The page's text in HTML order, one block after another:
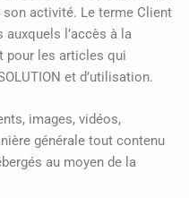
activité. Le terme Client
auxquels l’accès à la
pour les articles qui
et d’utilisation.
images, vidéos,
générale tout contenu
au moyen de la